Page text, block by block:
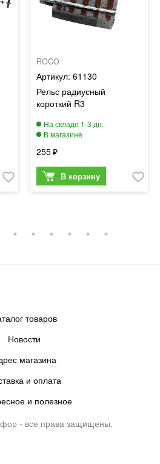
ROCO
61130
Рельс радиусный
короткий R3
255
товаров
Новости
магазина
и оплата
и полезное
- все права защищены.